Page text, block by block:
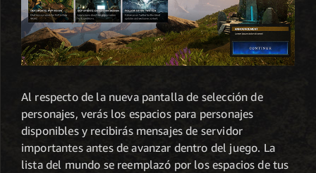
Al respecto de la nueva pantalla de selección de
personajes, verás los espacios para personajes
disponibles y recibirás mensajes de servidor
importantes antes de avanzar dentro del juego. La
lista del mundo se reemplazó por los espacios de tus